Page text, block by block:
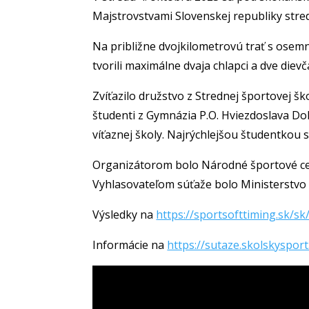
Majstrovstvami Slovenskej republiky
Na približne dvojkilometrovú trať s
tvorili maximálne dvaja chlapci a dve
Zvíťazilo družstvo z Strednej športovej
študenti z Gymnázia P.O. Hviezdoslava
víťaznej školy. Najrýchlejšou študentkou
Organizátorom bolo Národné športové
Vyhlasovateľom súťaže bolo
Výsledky na https://sportsofttiming.sk/
Informácie na https://